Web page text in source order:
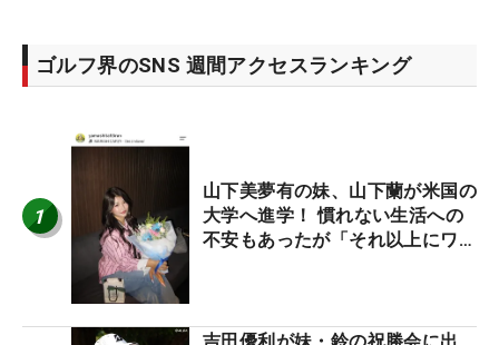
ゴルフ界のSNS 週間アクセスランキング
1
山下美夢有の妹、山下蘭が米国の
大学へ進学！ 慣れない生活への
不安もあったが「それ以上にワク